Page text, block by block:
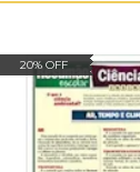
20% OFF